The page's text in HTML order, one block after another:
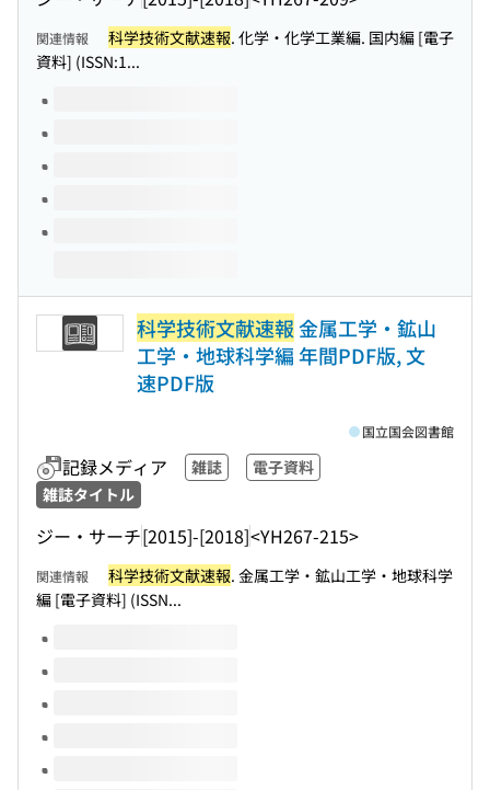
関連情報 科学技術文献速報. 化学・化学工業編. 国内編 [電子
資料] (ISSN:1...
このタイトルの巻号
科学技術文献速報金属工学・鉱山
工学・地球科学編 年間PDF版, 文
速PDF版
記録メディア 雑誌
電子資料
雑誌タイトル
ジー・サーチ[2015]-[2018]<YH267-215>
国立国会図書館
関連情報 科学技術文献速報. 金属工学・鉱山工学・地球科学
編 [電子資料] (ISSN...
このタイトルの巻号